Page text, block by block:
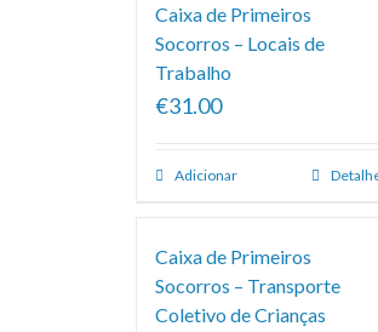
Caixa de Primeiros
Socorros – Locais de
Trabalho
€31.00
Adicionar
Caixa de Primeiros
Socorros – Transporte
Coletivo de Crianças